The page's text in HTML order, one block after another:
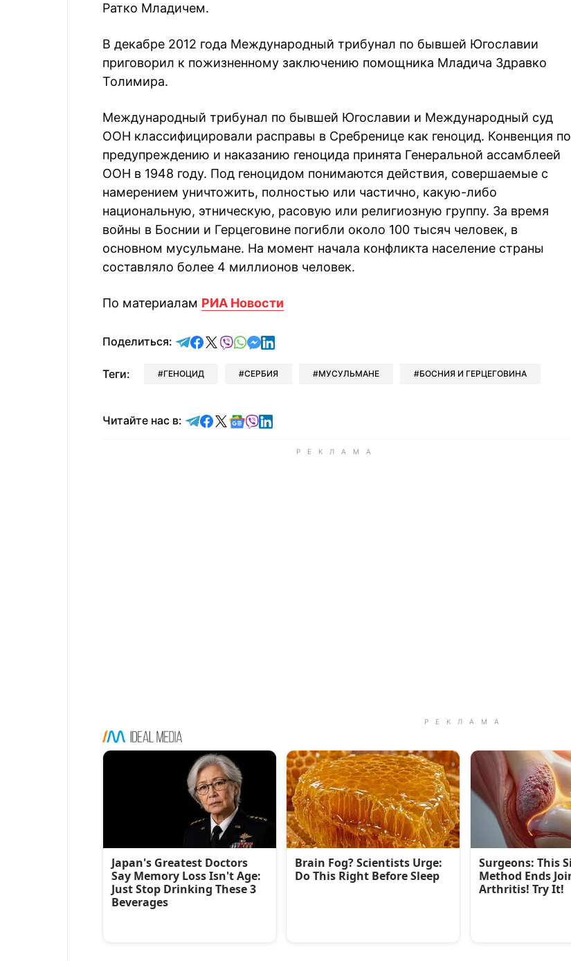
Ратко Младичем.
В декабре 2012 года Международный трибунал по бывшей Югославии
приговорил к пожизненному заключению помощника Младича Здравко
Толимира.
Международный трибунал по бывшей Югославии и Международный суд
ООН классифицировали расправы в Сребренице как геноцид. Конвенция по
предупреждению и наказанию геноцида принята Генеральной ассамблеей
ООН в 1948 году. Под геноцидом понимаются действия, совершаемые с
намерением уничтожить, полностью или частично, какую-либо
национальную, этническую, расовую или религиозную группу. За время
войны в Боснии и Герцеговине погибли около 100 тысяч человек, в
основном мусульмане. На момент начала конфликта население страны
составляло более 4 миллионов человек.
По материалам РИА Новости
Поделиться: отправить в Telegram
поделиться в Facebook
поделиться в X
отправить в Viber
отправить в Whatsapp
отправить в Messenger
отправить в LinkedIn
Теги: ГЕНОЦИД СЕРБИЯ МУСУЛЬМАНЕ БОСНИЯ И ГЕРЦЕГОВИНА
Читайте нас в: Читайте в Telegram
Читайте в Facebook
Читайте в X
Читайте в Google news
Читайте в Viber
Читайте в LinkedIn